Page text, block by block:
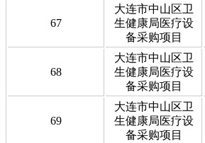
67
大连市中山区卫
生健康局医疗设
备采购项目
68
大连市中山区卫
生健康局医疗设
备采购项目
69
大连市中山区卫
生健康局医疗设
备采购项目